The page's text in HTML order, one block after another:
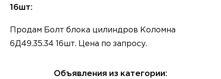
16шт:
Продам Болт блока цилиндров Коломна
6Д49.35.34 16шт. Цена по запросу.
Объявления из категории: